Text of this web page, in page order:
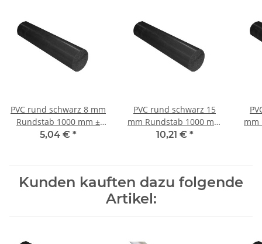
PVC rund schwarz 8 mm
Rundstab 1000 mm ±
5mm
5,04 € *
PVC rund schwarz 15
mm Rundstab 1000 mm
± 5mm
10,21 € *
mm
Kunden kauften dazu folgende
Artikel: